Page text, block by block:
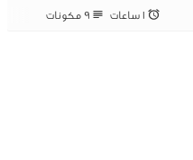
1 ساعات 9 ‎مكونات